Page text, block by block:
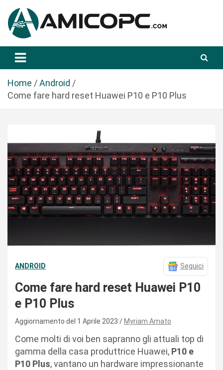
a
Amicopc.com
Home
Android
Come fare hard reset Huawei P10 e P10 Plus
ANDROID Seguici
Come fare hard reset Huawei P10
e P10 Plus
Aggiornamento del 1 Aprile 2023 Myriam Amato
Come molti di voi ben sapranno gli attuali top di
gamma della casa produttrice Huawei, P10 e
P10 Plus, vantano un hardware impressionante